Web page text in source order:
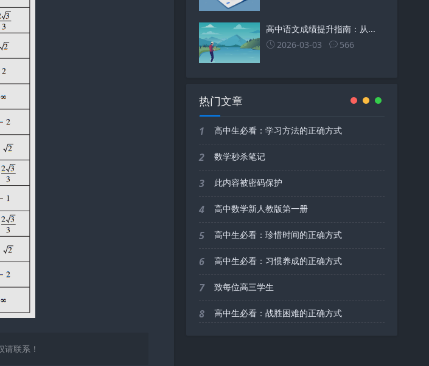
联系！
高中语文成绩提升指南：从...
2026-03-03
566
热门文章
1 高中生必看：学习方法的正确方式
2 数学秒杀笔记
3 此内容被密码保护
4 高中数学新人教版第一册
5 高中生必看：珍惜时间的正确方式
6 高中生必看：习惯养成的正确方式
7 致每位高三学生
8 高中生必看：战胜困难的正确方式